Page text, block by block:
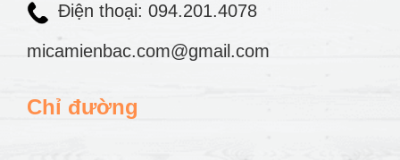
Điện thoại: 094.201.4078
micamienbac.com@gmail.com
Chỉ đường